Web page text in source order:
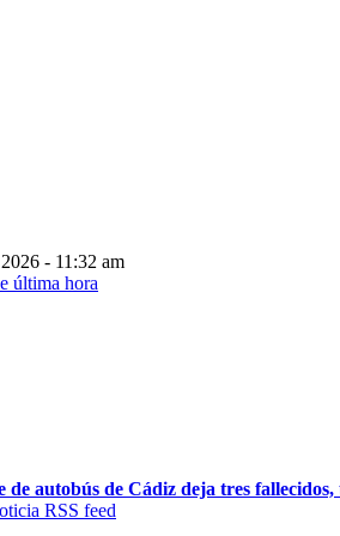
- 11:32 am
de autobús de Cádiz deja tres fallecidos,